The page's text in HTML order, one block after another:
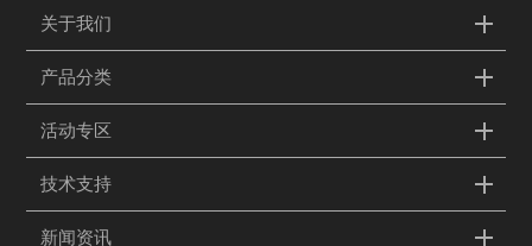
关于我们
产品分类
活动专区
技术支持
新闻资讯